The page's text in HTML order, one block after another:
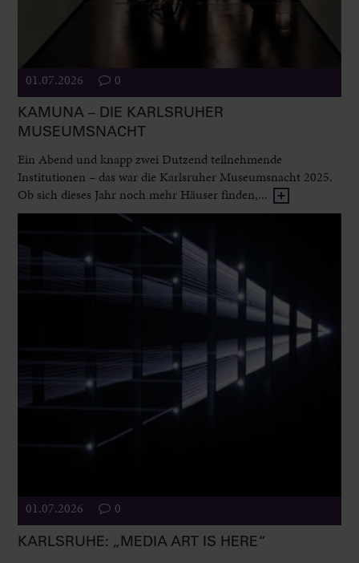
01.07.2026 0
KAMUNA – DIE KARLSRUHER
MUSEUMSNACHT
Ein Abend und knapp zwei Dutzend teilnehmende
Institutionen – das war die Karlsruher Museumsnacht 2025.
Ob sich dieses Jahr noch mehr Häuser finden,...
01.07.2026 0
KARLSRUHE: „MEDIA ART IS HERE“